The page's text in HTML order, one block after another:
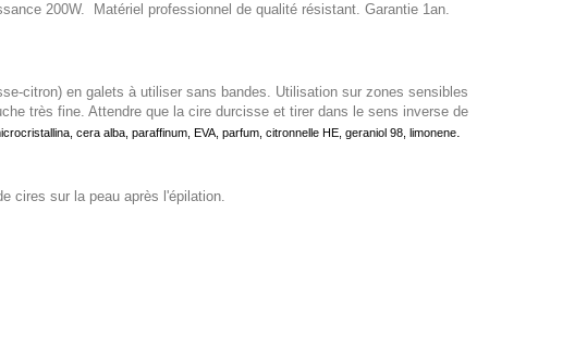
200W. Matériel professionnel de qualité résistant. Garantie 1an.
citron) en galets à utiliser sans bandes. Utilisation sur zones sensibles
très fine. Attendre que la cire durcisse et tirer dans le sens inverse de
cera alba, paraffinum, EVA, parfum, citronnelle HE, geraniol 98, limonene.
cires sur la peau après l'épilation.